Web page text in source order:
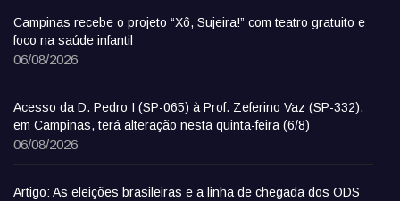
Campinas recebe o projeto “Xô, Sujeira!” com teatro gratuito e
foco na saúde infantil
06/08/2026
Acesso da D. Pedro I (SP-065) à Prof. Zeferino Vaz (SP-332),
em Campinas, terá alteração nesta quinta-feira (6/8)
06/08/2026
Artigo: As eleições brasileiras e a linha de chegada dos ODS